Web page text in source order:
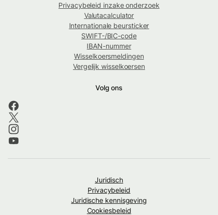
Privacybeleid inzake onderzoek
Valutacalculator
Internationale beursticker
SWIFT-/BIC-code
IBAN-nummer
Wisselkoersmeldingen
Vergelijk wisselkoersen
Volg ons
Juridisch
Privacybeleid
Juridische kennisgeving
Cookiesbeleid